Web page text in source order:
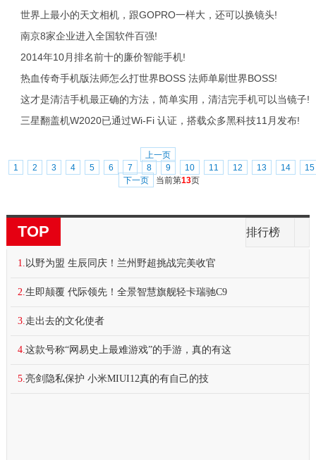
世界上最小的天文相机，跟GOPRO一样大，还可以换镜头!
南京8家企业进入全国软件百强!
2014年10月排名前十的廉价智能手机!
热血传奇手机版法师怎么打世界BOSS 法师单刷世界BOSS!
这才是清洁手机最正确的方法，简单实用，清洁完手机可以当镜子!
三星翻盖机W2020已通过Wi-Fi 认证，搭载众多黑科技11月发布!
上一页
1
2 3 4 5 6 7 8 9 10 11 12 13 14
15
下一页
当前第13页
TOP 排行榜
1. 以野为盟 生辰同庆！兰州野超挑战完美收官
2. 生即颠覆 代际领先！全景智慧旗舰轻卡瑞驰C9
3. 走出去的文化使者
4. 这款号称“网易史上最难游戏”的手游，真的有这
5. 亮剑隐私保护 小米MIUI12真的有自己的技